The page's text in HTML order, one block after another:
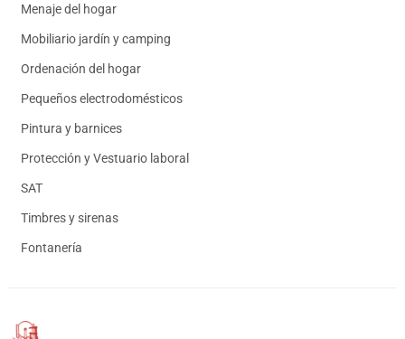
Menaje del hogar
Mobiliario jardín y camping
Ordenación del hogar
Pequeños electrodomésticos
Pintura y barnices
Protección y Vestuario laboral
SAT
Timbres y sirenas
Fontanería